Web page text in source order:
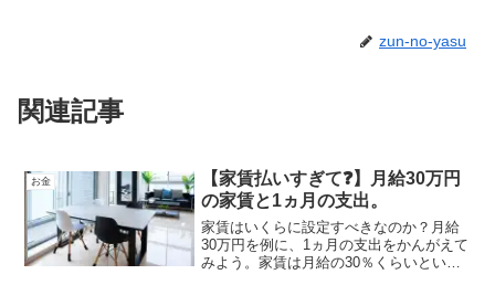
zun-no-yasu
関連記事
お金
【家賃払いすぎて❓】月給30万円
の家賃と1ヵ月の支出。
家賃はいくらに設定すべきなのか？月給
30万円を例に、1ヵ月の支出をかんがえて
みよう。家賃は月給の30％くらいといわ